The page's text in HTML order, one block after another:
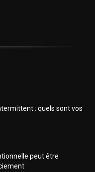
: quels sont vos
peut être